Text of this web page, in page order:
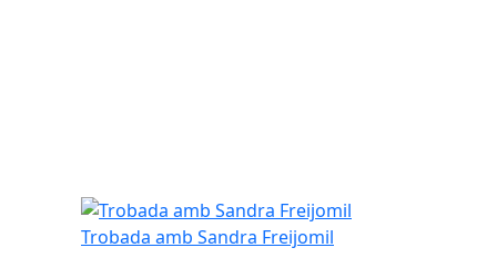
Trobada amb Sandra Freijomil
Trobada amb Sandra Freijomil